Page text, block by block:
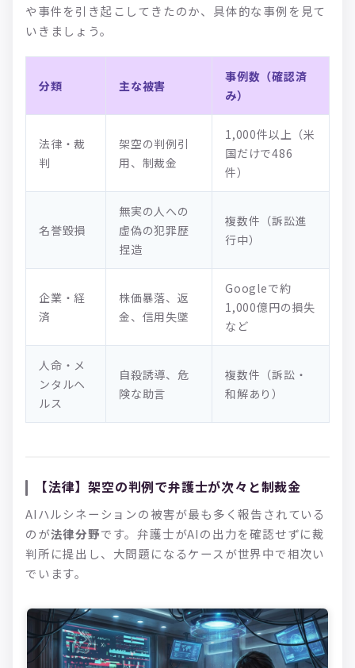
や事件を引き起こしてきたのか、具体的な事例を見て
いきましょう。
分類 主な被害
事例数（確認済
み）
法律・裁
判
架空の判例引
用、制裁金
1,000件以上（米
国だけで486
件）
名誉毀損
無実の人への
虚偽の犯罪歴
捏造
複数件（訴訟進
行中）
企業・経
済
株価暴落、返
金、信用失墜
Googleで約
1,000億円の損失
など
人命・メ
ンタルヘ
ルス
自殺誘導、危
険な助言
複数件（訴訟・
和解あり）
【法律】架空の判例で弁護士が次々と制裁金
AIハルシネーションの被害が最も多く報告されている
のが法律分野です。弁護士がAIの出力を確認せずに裁
判所に提出し、大問題になるケースが世界中で相次い
でいます。